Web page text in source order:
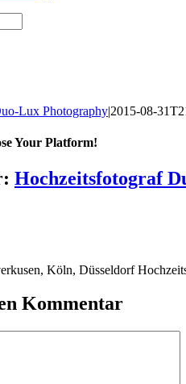
Lux Photography|2015-08-
Your Platform!
Hochzeitsfotograf
Köln, Düsseldorf
Kommentar